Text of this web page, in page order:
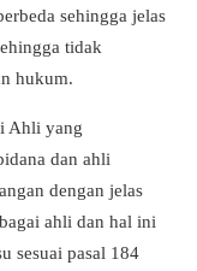
sehingga jelas
tidak
hukum.
Ahli yang
dan ahli
dengan jelas
ahli dan hal ini
sesuai pasal 184